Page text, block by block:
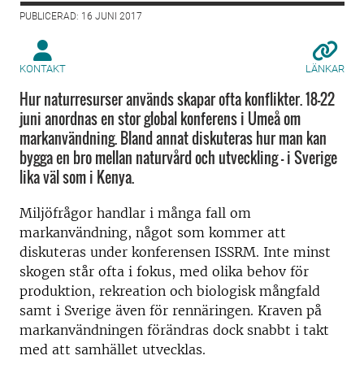
PUBLICERAD: 16 JUNI 2017
KONTAKT LÄNKAR
Hur naturresurser används skapar ofta konflikter. 18-22
juni anordnas en stor global konferens i Umeå om
markanvändning. Bland annat diskuteras hur man kan
bygga en bro mellan naturvård och utveckling – i Sverige
lika väl som i Kenya.
Miljöfrågor handlar i många fall om
markanvändning, något som kommer att
diskuteras under konferensen ISSRM. Inte minst
skogen står ofta i fokus, med olika behov för
produktion, rekreation och biologisk mångfald
samt i Sverige även för rennäringen. Kraven på
markanvändningen förändras dock snabbt i takt
med att samhället utvecklas.